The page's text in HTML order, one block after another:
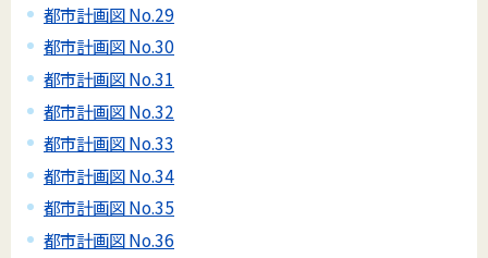
都市計画図 No.29
都市計画図 No.30
都市計画図 No.31
都市計画図 No.32
都市計画図 No.33
都市計画図 No.34
都市計画図 No.35
都市計画図 No.36